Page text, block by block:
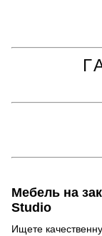
Мебель на
Studio
Ищете